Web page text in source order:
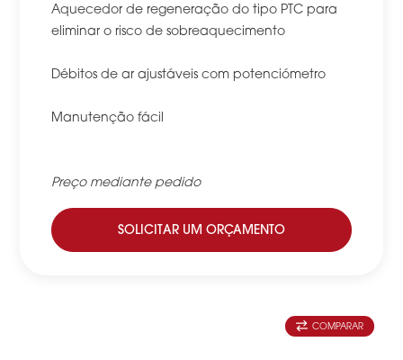
COMPARAR
Aquecedor de regeneração do tipo PTC para
eliminar o risco de sobreaquecimento
Débitos de ar ajustáveis com potenciómetro
Manutenção fácil
Preço mediante pedido
SOLICITAR UM ORÇAMENTO